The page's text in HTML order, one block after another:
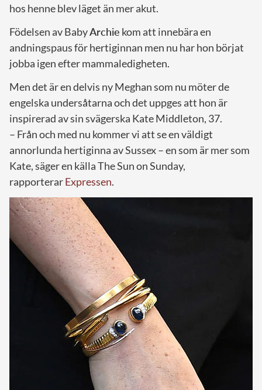
hos henne blev läget än mer akut.
Födelsen av BabyArchie kom att innebära en
andningspaus för hertiginnan men nu har hon börjat
jobba igen efter mammaledigheten.
Men det är en delvis ny Meghan som nu möter de
engelska undersåtarna och det uppges att hon är
inspirerad av sin svägerska Kate Middleton, 37.
– Från och med nu kommer vi att se en väldigt
annorlunda hertiginna av Sussex – en som är mer som
Kate, säger en källa The Sun on Sunday,
rapporterarExpressen.